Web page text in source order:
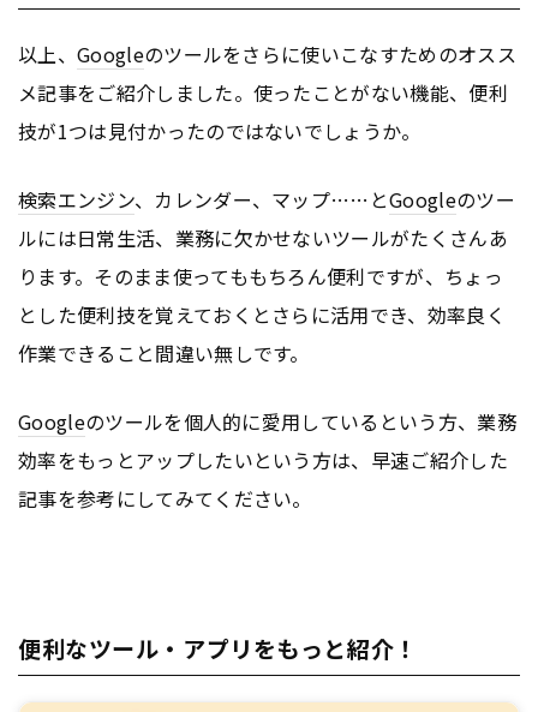
以上、 Googleのツールをさらに使いこなすためのオスス
メ記事をご紹介しました。使ったことがない機能、便利
技が1つは見付かったのではないでしょうか。
検索エンジン、カレンダー、マップ……とGoogleのツー
ルには日常生活、業務に欠かせないツールがたくさんあ
ります。そのまま使ってももちろん便利ですが、ちょっ
とした便利技を覚えておくとさらに活用でき、効率良く
作業できること間違い無しです。
Googleのツールを個人的に愛用しているという方、業務
効率をもっとアップしたいという方は、早速ご紹介した
記事を参考にしてみてください。
便利なツール・アプリをもっと紹介！